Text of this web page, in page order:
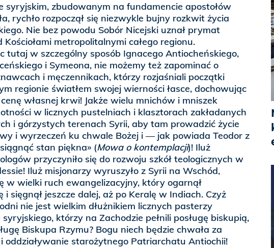
syryjskim, zbudowanym na fundamencie apostołów
rychło rozpoczął się niezwykle bujny rozkwit życia
Nie bez powodu Sobór Nicejski uznał prymat
metropolitalnymi całego regionu.
tutaj w szczególny sposób Ignacego Antiocheńskiego,
i Symeona, nie możemy też zapominać o
i męczennikach, którzy rozjaśniali początki
regionie światłem swojej wierności łasce, dochowując
własnej krwi! Jakże wielu mnichów i mniszek
w licznych pustelniach i klasztorach zakładanych
i górzystych terenach Syrii, aby tam prowadzić życie
i wyrzeczeń ku chwale Bożej i — jak powiada Teodor z
stan piękna» (Mowa o kontemplacji)! Iluż
przyczyniło się do rozwoju szkół teologicznych w
Iluż misjonarzy wyruszyło z Syrii na Wschód,
w wielki ruch ewangelizacyjny, który ogarnął
i sięgnął jeszcze dalej, aż po Keralę w Indiach. Czyż
nie jest wielkim dłużnikiem licznych pasterzy
którzy na Zachodzie pełnili posługę biskupią,
Biskupa Rzymu? Bogu niech będzie chwała za
oddziaływanie starożytnego Patriarchatu Antiochii!